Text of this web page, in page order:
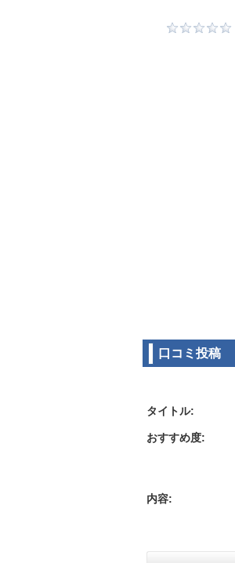
口コミ投稿
タイトル:
おすすめ度:
内容: